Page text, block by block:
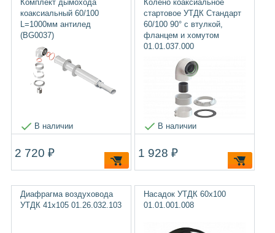
Комплект дымохода
коаксиальный 60/100
L=1000мм антилед
(BG0037)
В наличии
2 720 ₽
Колено коаксиальное
стартовое УТДК Стандарт
60/100 90° с втулкой,
фланцем и хомутом
01.01.037.000
В наличии
1 928 ₽
Диафрагма воздуховода
УТДК 41x105 01.26.032.103
Насадок УТДК 60x100
01.01.001.008